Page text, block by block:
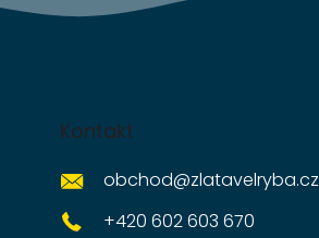
Kontakt
obchod@zlatavelryba.cz
+420 602 603 670